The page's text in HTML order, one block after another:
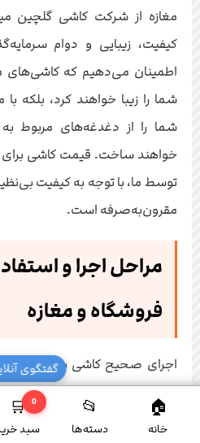
مغازه از شرکت کاشی گلچین
کیفیت، زیبایی و دوام
اطمینان می‌دهیم که کاشی‌های
شما را زیبا خواهند کرد، بلکه
شما را از دغدغه‌های مربوط
خواهند ساخت. قیمت کاشی برای
توسط ما، با توجه به کیفیت
مقرون‌به‌صرفه است.
مراحل اجرا و
فروشگاه و مغازه
اجرای صحیح کاشی برای
دوام، زیبایی و کارایی نهایی
زیرسازی تا تکمیل نهایی،
خانه دسته‌ها سبد
0
گفتگوی